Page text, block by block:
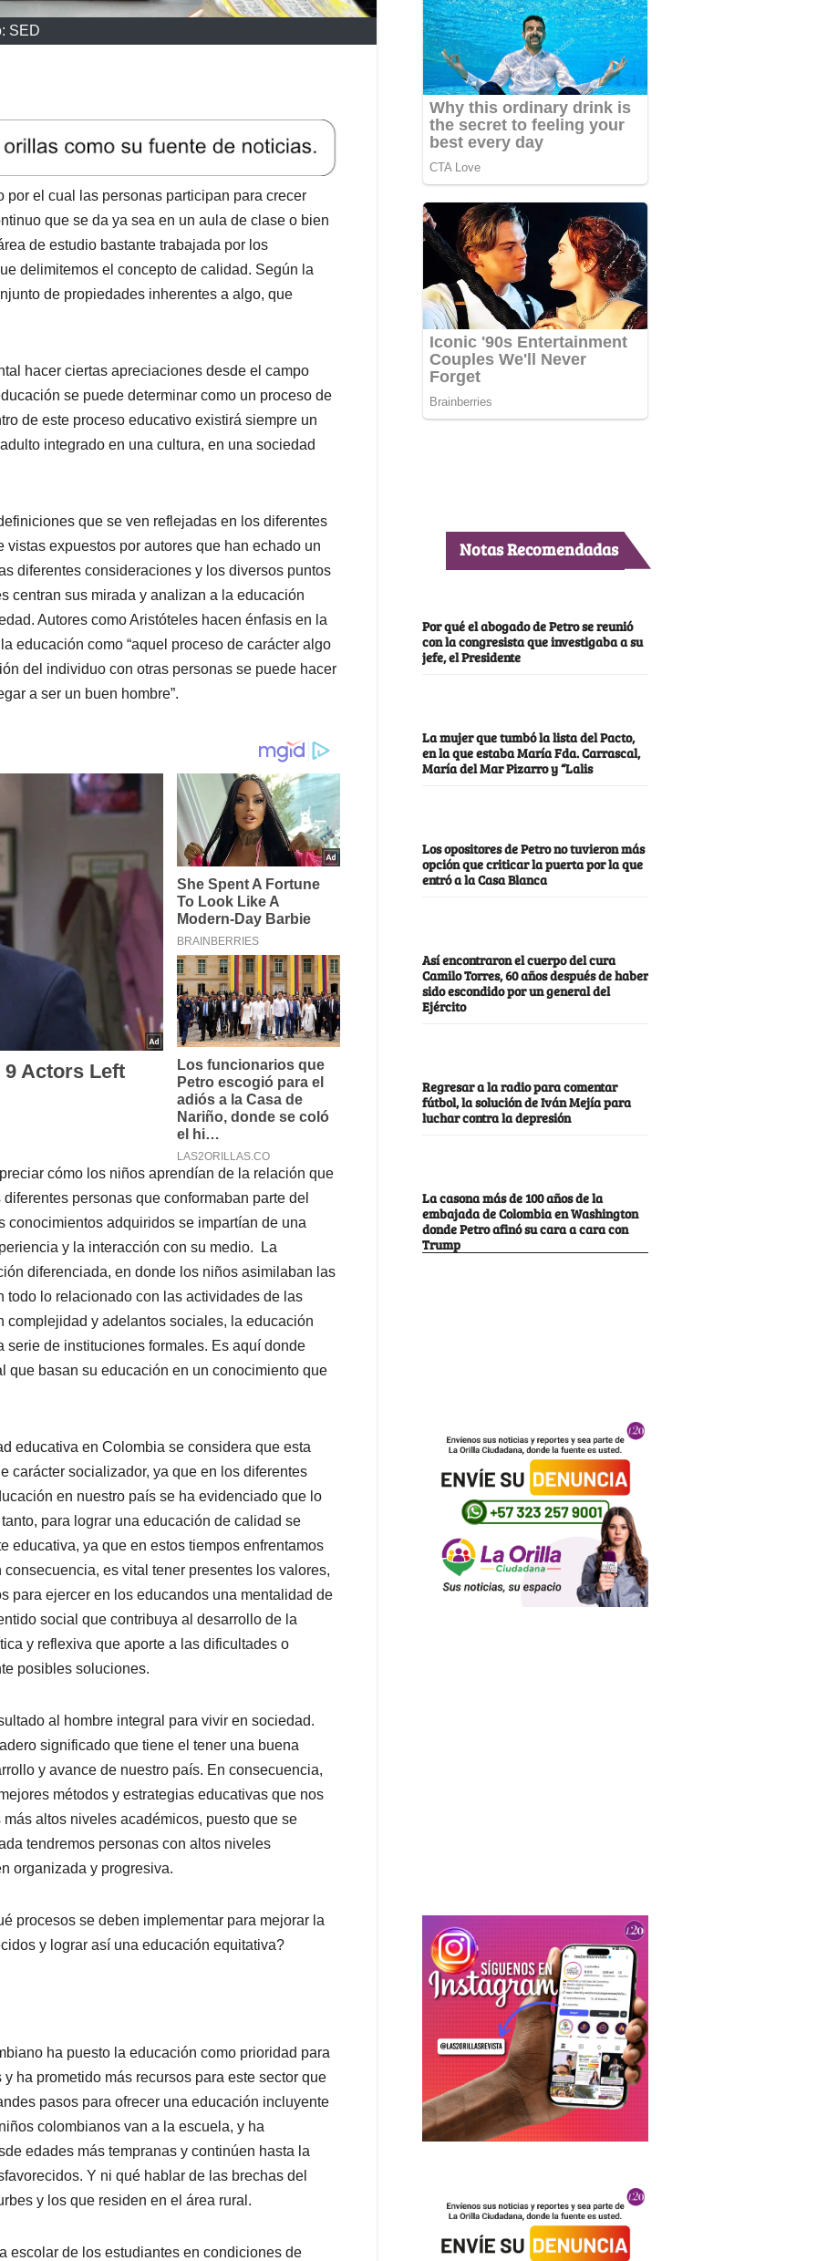
SED
el cual las personas participan para crecer
que se da ya sea en un aula de clase o bien
de estudio bastante trabajada por los
delimitemos el concepto de calidad. Según la
de propiedades inherentes a algo, que
hacer ciertas apreciaciones desde el campo
se puede determinar como un proceso de
de este proceso educativo existirá siempre un
integrado en una cultura, en una sociedad
que se ven reflejadas en los diferentes
expuestos por autores que han echado un
diferentes consideraciones y los diversos puntos
centran sus mirada y analizan a la educación
Autores como Aristóteles hacen énfasis en la
educación como “aquel proceso de carácter algo
del individuo con otras personas se puede hacer
a ser un buen hombre”.
cómo los niños aprendían de la relación que
personas que conformaban parte del
conocimientos adquiridos se impartían de una
y la interacción con su medio. La
diferenciada, en donde los niños asimilaban las
lo relacionado con las actividades de las
complejidad y adelantos sociales, la educación
de instituciones formales. Es aquí donde
que basan su educación en un conocimiento que
educativa en Colombia se considera que esta
carácter socializador, ya que en los diferentes
en nuestro país se ha evidenciado que lo
para lograr una educación de calidad se
educativa, ya que en estos tiempos enfrentamos
es vital tener presentes los valores,
para ejercer en los educandos una mentalidad de
social que contribuya al desarrollo de la
y reflexiva que aporte a las dificultades o
posibles soluciones.
al hombre integral para vivir en sociedad.
significado que tiene el tener una buena
y avance de nuestro país. En consecuencia,
métodos y estrategias educativas que nos
altos niveles académicos, puesto que se
tendremos personas con altos niveles
organizada y progresiva.
procesos se deben implementar para mejorar la
y lograr así una educación equitativa?
ha puesto la educación como prioridad para
ha prometido más recursos para este sector que
pasos para ofrecer una educación incluyente
colombianos van a la escuela, y ha
edades más tempranas y continúen hasta la
Y ni qué hablar de las brechas del
y los que residen en el área rural.
escolar de los estudiantes en condiciones de
Notas Recomendadas
Por qué el abogado de Petro se reunió
con la congresista que investigaba a su
jefe, el Presidente
La mujer que tumbó la lista del Pacto,
en la que estaba María Fda. Carrascal,
María del Mar Pizarro y “Lalis
Los opositores de Petro no tuvieron más
opción que criticar la puerta por la que
entró a la Casa Blanca
Así encontraron el cuerpo del cura
Camilo Torres, 60 años después de haber
sido escondido por un general del
Ejército
Regresar a la radio para comentar
fútbol, la solución de Iván Mejía para
luchar contra la depresión
La casona más de 100 años de la
embajada de Colombia en Washington
donde Petro afinó su cara a cara con
Trump